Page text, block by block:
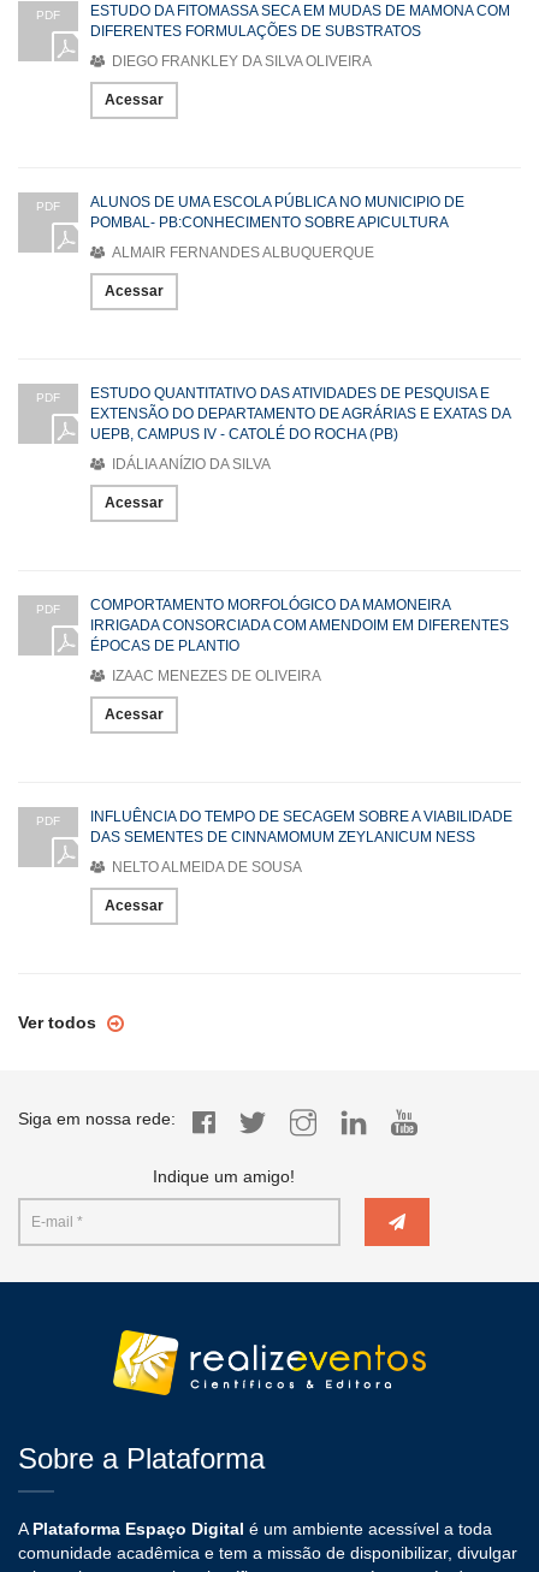
PDF
ESTUDO DA FITOMASSA SECA EM MUDAS DE MAMONA COM
DIFERENTES FORMULAÇÕES DE SUBSTRATOS
DIEGO FRANKLEY DA SILVA OLIVEIRA
Acessar
PDF
ALUNOS DE UMA ESCOLA PÚBLICA NO MUNICIPIO DE
POMBAL- PB:CONHECIMENTO SOBRE APICULTURA
ALMAIR FERNANDES ALBUQUERQUE
Acessar
PDF
ESTUDO QUANTITATIVO DAS ATIVIDADES DE PESQUISA E
EXTENSÃO DO DEPARTAMENTO DE AGRÁRIAS E EXATAS DA
UEPB, CAMPUS IV - CATOLÉ DO ROCHA (PB)
IDÁLIA ANÍZIO DA SILVA
Acessar
PDF
COMPORTAMENTO MORFOLÓGICO DA MAMONEIRA
IRRIGADA CONSORCIADA COM AMENDOIM EM DIFERENTES
ÉPOCAS DE PLANTIO
IZAAC MENEZES DE OLIVEIRA
Acessar
PDF
INFLUÊNCIA DO TEMPO DE SECAGEM SOBRE A VIABILIDADE
DAS SEMENTES DE CINNAMOMUM ZEYLANICUM NESS
NELTO ALMEIDA DE SOUSA
Acessar
Ver todos
Siga em nossa rede:
Indique um amigo!
Sobre a Plataforma
A Plataforma Espaço Digital é um ambiente acessível a toda
comunidade acadêmica e tem a missão de disponibilizar, divulgar